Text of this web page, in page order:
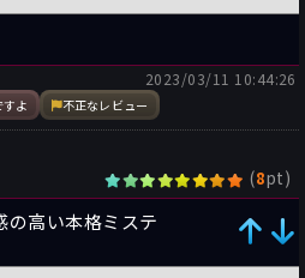
すよ 不正なレビュー
2023/03/11 10:44:26
(8pt)
の高い本格ミステ